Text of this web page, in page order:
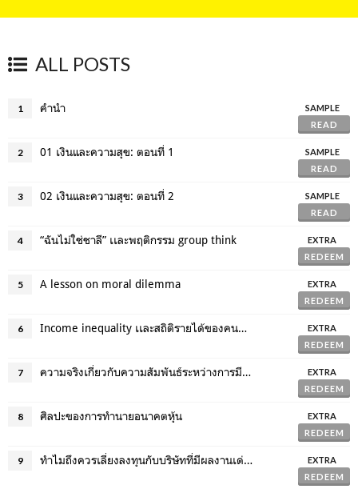
ALL POSTS
1 คำนำ
SAMPLE
READ
2 01 เงินและความสุข: ตอนที่ 1
SAMPLE
READ
3 02 เงินและความสุข: ตอนที่ 2
SAMPLE
READ
4 “ฉันไม่ใช่ชาลี” เเละพฤติกรรม group think
EXTRA
REDEEM
5 A lesson on moral dilemma
EXTRA
REDEEM
6 Income inequality เเละสถิติรายได้ของคนที่รวยที่สุด 1% ของประเทศ
EXTRA
REDEEM
7 ความจริงเกี่ยวกับความสัมพันธ์ระหว่างการมีลูกฯ
EXTRA
REDEEM
8 ศิลปะของการทำนายอนาคตหุ้น
EXTRA
REDEEM
9 ทำไมถึงควรเลี่ยงลงทุนกับบริษัทที่มีผลงานเด่นในตลาด
EXTRA
REDEEM